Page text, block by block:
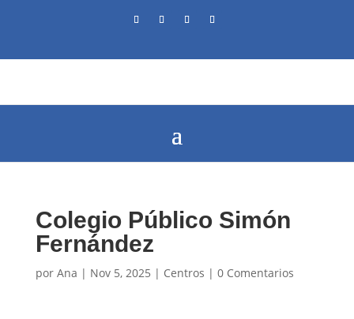
Colegio Público Simón
Fernández
por Ana | Nov 5, 2025 | Centros | 0 Comentarios